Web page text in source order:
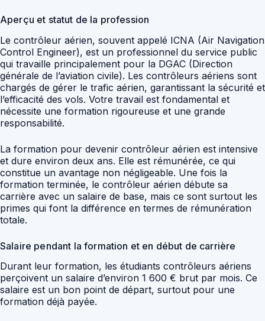
Aperçu et statut de la profession
Le contrôleur aérien, souvent appelé ICNA (Air Navigation
Control Engineer), est un professionnel du service public
qui travaille principalement pour la DGAC (Direction
générale de l’aviation civile). Les contrôleurs aériens sont
chargés de gérer le trafic aérien, garantissant la sécurité et
l’efficacité des vols. Votre travail est fondamental et
nécessite une formation rigoureuse et une grande
responsabilité.
La formation pour devenir contrôleur aérien est intensive
et dure environ deux ans. Elle est rémunérée, ce qui
constitue un avantage non négligeable. Une fois la
formation terminée, le contrôleur aérien débute sa
carrière avec un salaire de base, mais ce sont surtout les
primes qui font la différence en termes de rémunération
totale.
Salaire pendant la formation et en début de carrière
Durant leur formation, les étudiants contrôleurs aériens
perçoivent un salaire d’environ 1 600 € brut par mois. Ce
salaire est un bon point de départ, surtout pour une
formation déjà payée.